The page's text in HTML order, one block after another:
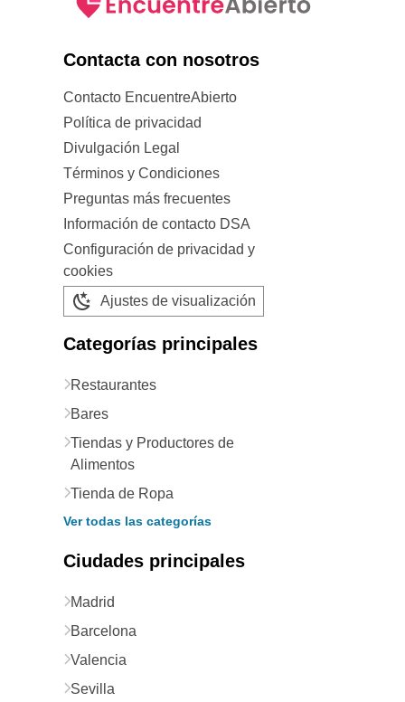
Contacta con nosotros
Contacto EncuentreAbierto
Política de privacidad
Divulgación Legal
Términos y Condiciones
Preguntas más frecuentes
Información de contacto DSA
Configuración de privacidad y
cookies
Ajustes de visualización
Categorías principales
Restaurantes
Bares
Tiendas y Productores de
Alimentos
Tienda de Ropa
Ver todas las categorías
Ciudades principales
Madrid
Barcelona
Valencia
Sevilla